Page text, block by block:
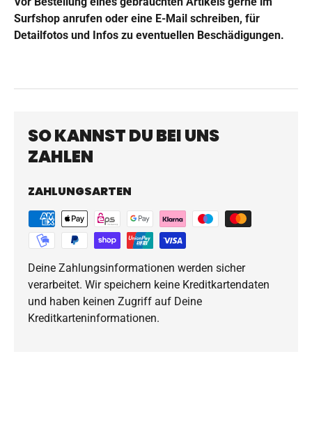
Surfshop anrufen oder eine E-Mail schreiben, für
Detailfotos und Infos zu eventuellen Beschädigungen.
SO KANNST DU BEI UNS
ZAHLEN
ZAHLUNGSARTEN
Deine Zahlungsinformationen werden sicher
verarbeitet. Wir speichern keine Kreditkartendaten
und haben keinen Zugriff auf Deine
Kreditkarteninformationen.